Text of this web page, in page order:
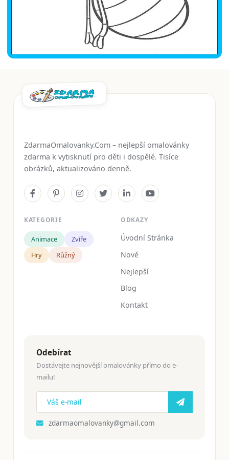
ZdarmaOmalovanky.Com – nejlepší omalovánky
zdarma k vytisknutí pro děti i dospělé. Tisíce
obrázků, aktualizováno denně.
KATEGORIE
Animace
Zvíře
Hry
Růžný
ODKAZY
Úvodní Stránka
Nové
Nejlepší
Blog
Kontakt
Odebírat
Dostávejte nejnovější omalovánky přímo do e-
mailu!
zdarmaomalovanky@gmail.com